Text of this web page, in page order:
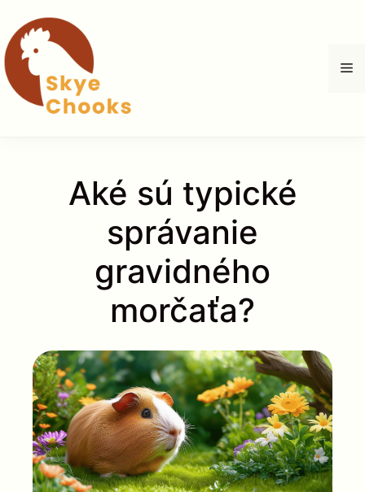
na
obsah
Aké sú typické
správanie
gravidného
morčaťa?